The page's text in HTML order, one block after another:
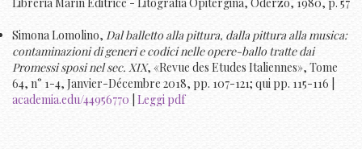
Libreria Marin Editrice - Litografia Opitergina, Oderzo, 1980, p. 57
Simona Lomolino, Dal balletto alla pittura, dalla pittura alla musica:
contaminazioni di generi e codici nelle opere-ballo tratte dai
Promessi sposi nel sec. XIX, «Revue des Etudes Italiennes», Tome
64, n° 1-4, Janvier-Décembre 2018, pp. 107-121; qui pp. 115-116 |
academia.edu/44956770 Leggi pdf